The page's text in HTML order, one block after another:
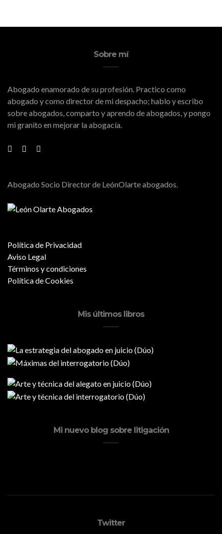
Sobre mí
Abogado enamorado de su profesión. Practico como
abogado y como director de mi despacho; hablo y escribo
sobre abogados, comparto y aprendo de abogados, y pongo
mi granito en mejorar la abogacía.
Abogado Socio Director de LeónOlarte abogados.
Política de Privacidad
Aviso Legal
Términos y condiciones
Política de Cookies
Mis últimos libros
Mi nuevo blog sobre litigación
Twitter